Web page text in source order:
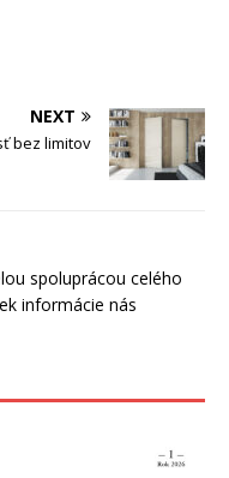
NEXT
bez limitov
spoluprácou celého
informácie nás